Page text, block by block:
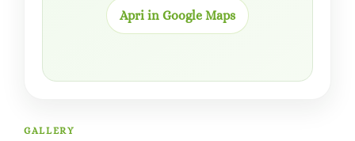
Apri in Google Maps
GALLERY